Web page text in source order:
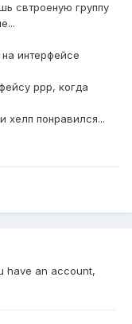
свтроеную группу
интерфейсе
ppp, когда
понравился...
have an account,